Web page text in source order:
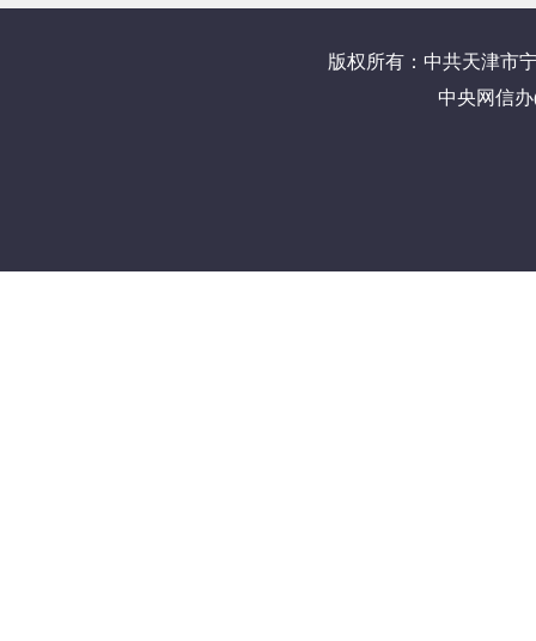
版权所有：中共天津市
中央网信